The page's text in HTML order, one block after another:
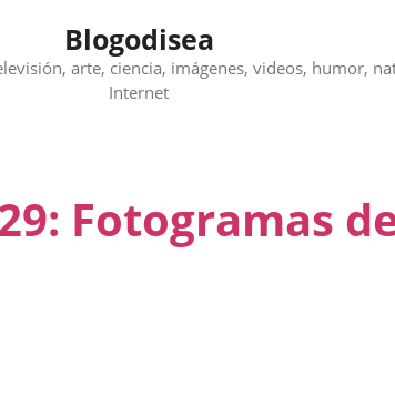
Blogodisea
arte, ciencia, imágenes, videos, humor,
Internet
Fotogramas